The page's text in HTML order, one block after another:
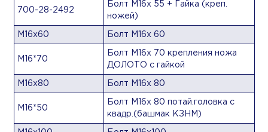
700-28-2492
Болт М16х 55 + Гайка (креп.
ножей)
М16х60 Болт М16х 60
М16*70
Болт М16х 70 крепления ножа
ДОЛОТО с гайкой
М16х80 Болт М16х 80
М16*50
Болт М16х 80 потай.головка с
квадр.(башмак КЗНМ)